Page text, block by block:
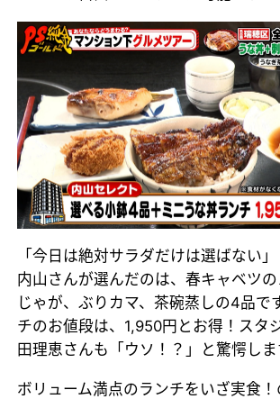
「今日は絶対サラダだけは選ばない
内山さんが選んだのは、春キャベツ
じゃが、ぶりカマ、茶碗蒸しの4品で
チのお値段は、1,950円とお得！スタ
田理恵さんも「ウソ！？」と驚愕しま
ボリューム満点のランチをいざ実食